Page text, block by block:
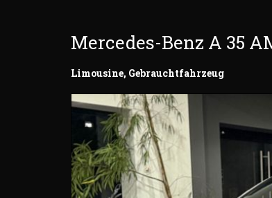
Mercedes-Benz A 35
Limousine, Gebrauchtfahrzeug